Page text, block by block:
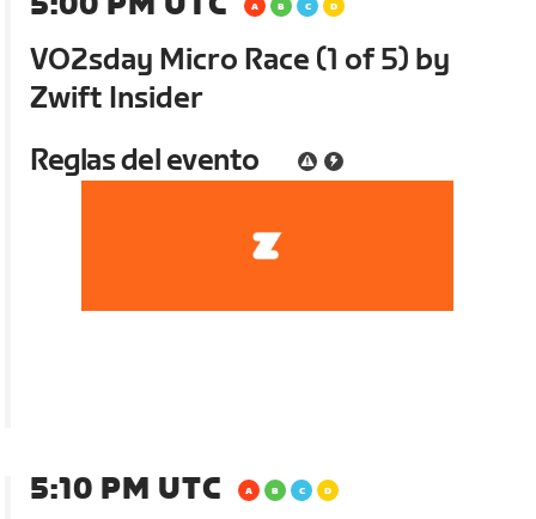
VO2sday Micro Race (1 of 5) by
Zwift Insider
Reglas del evento
5:10 PM UTC